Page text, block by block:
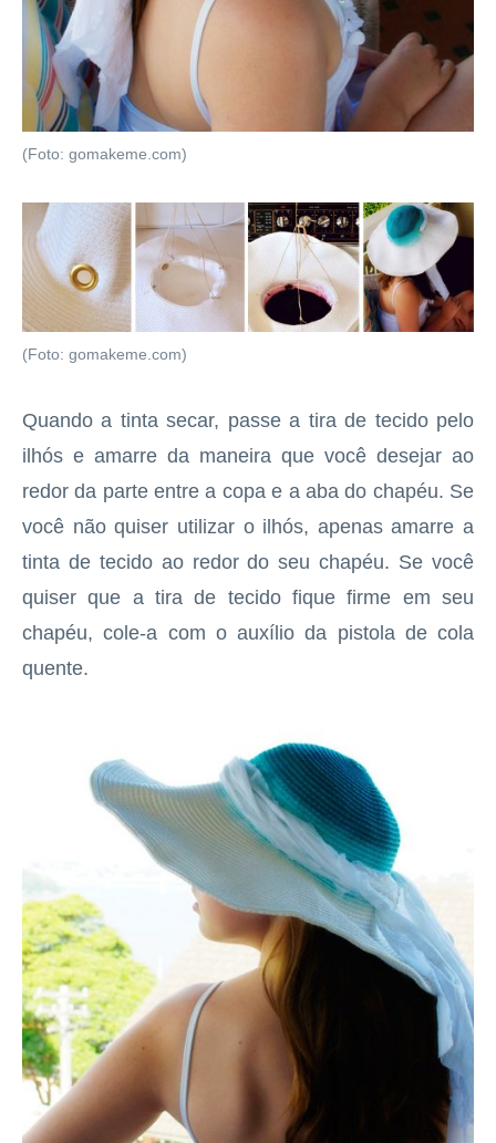
(Foto: gomakeme.com)
(Foto: gomakeme.com)
Quando a tinta secar, passe a tira de tecido pelo
ilhós e amarre da maneira que você desejar ao
redor da parte entre a copa e a aba do chapéu. Se
você não quiser utilizar o ilhós, apenas amarre a
tinta de tecido ao redor do seu chapéu. Se você
quiser que a tira de tecido fique firme em seu
chapéu, cole-a com o auxílio da pistola de cola
quente.